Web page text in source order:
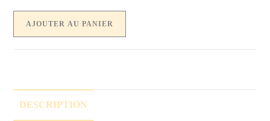
AJOUTER AU PANIER
DESCRIPTION